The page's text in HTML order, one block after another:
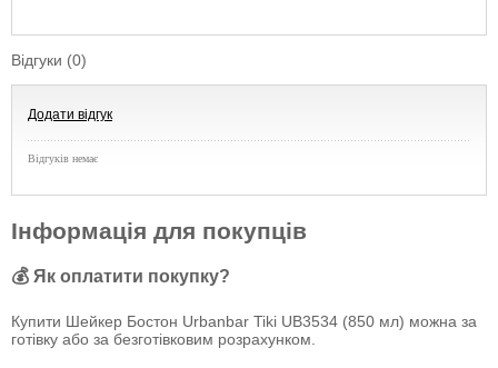
Відгуки (0)
Додати відгук
Відгуків немає
Інформація для покупців
💰 Як оплатити покупку?
Купити Шейкер Бостон Urbanbar Tiki UB3534 (850 мл) можна за
готівку або за безготівковим розрахунком.